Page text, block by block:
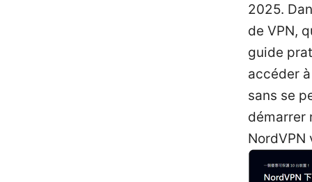
2025.
de VPN,
guide
accéder
sans se
démarrer